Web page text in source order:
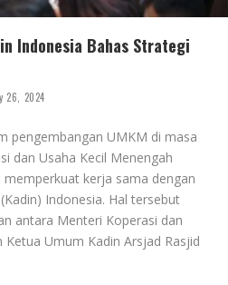
Indonesia Bahas Strategi
26, 2024
pengembangan UMKM di masa
dan Usaha Kecil Menengah
kerja sama dengan
Indonesia. Hal tersebut
antara Menteri Koperasi dan
Umum Kadin Arsjad Rasjid